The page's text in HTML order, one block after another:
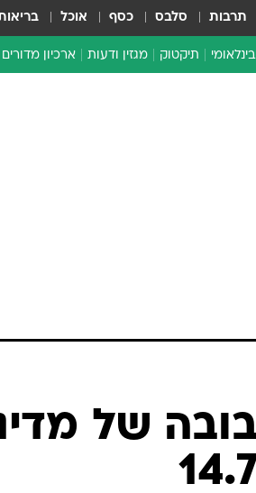
תרבות סלבס כסף אוכל
בינלאומי תיקטוק מגזין ודעות ארכיון מדורים
"בובה של